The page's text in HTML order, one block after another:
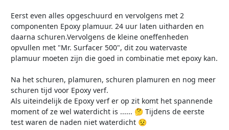
Eerst even alles opgeschuurd en vervolgens met 2
componenten Epoxy plamuur. 24 uur laten uitharden en
daarna schuren.Vervolgens de kleine oneffenheden
opvullen met "Mr. Surfacer 500", dit zou watervaste
plamuur moeten zijn die goed in combinatie met epoxy kan.
Na het schuren, plamuren, schuren plamuren en nog meer
schuren tijd voor Epoxy verf.
Als uiteindelijk de Epoxy verf er op zit komt het spannende
moment of ze wel waterdicht is ...... 🤔 Tijdens de eerste
test waren de naden niet waterdicht 😟